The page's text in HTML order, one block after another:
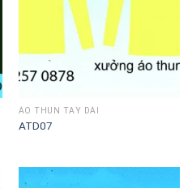
ÁO THUN TAY DÀI
ATD07